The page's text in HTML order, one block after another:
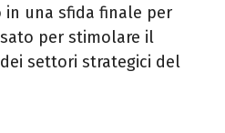
una sfida finale per
per stimolare il
settori strategici del